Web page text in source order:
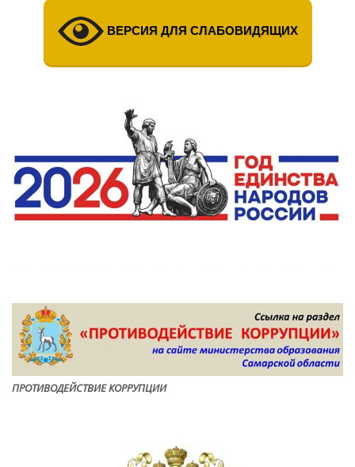
ВЕРСИЯ ДЛЯ СЛАБОВИДЯЩИХ
ПРОТИВОДЕЙСТВИЕ КОРРУПЦИИ